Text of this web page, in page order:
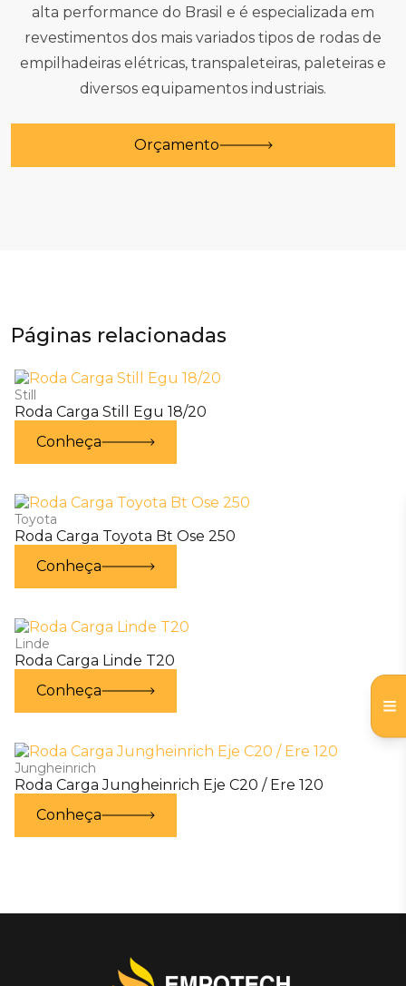
alta performance do Brasil e é especializada em
revestimentos dos mais variados tipos de rodas de
empilhadeiras elétricas, transpaleteiras, paleteiras e
diversos equipamentos industriais.
Orçamento
Páginas relacionadas
Still
Roda Carga Still Egu 18/20
Conheça
Toyota
Roda Carga Toyota Bt Ose 250
Conheça
Linde
Roda Carga Linde T20
Conheça
Jungheinrich
Roda Carga Jungheinrich Eje C20 / Ere 120
Conheça